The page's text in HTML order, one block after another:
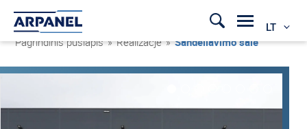
LT
Pagrindinis puslapis » Realizacje »Sandėliavimo salė